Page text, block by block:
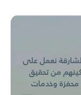
نعمل على
من تحقيق
محفزة وخدمات